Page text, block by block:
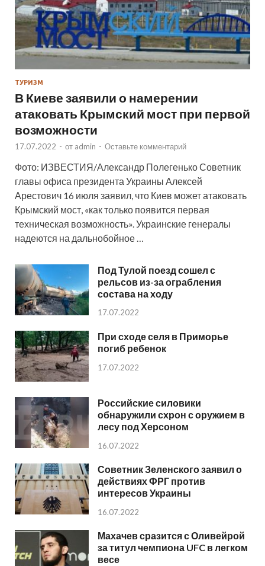
ТУРИЗМ
В Киеве заявили о намерении
атаковать Крымский мост при первой
возможности
17.07.2022 - от admin - Оставьте комментарий
Фото: ИЗВЕСТИЯ/Александр Полегенько Советник
главы офиса президента Украины Алексей
Арестович 16 июля заявил, что Киев может атаковать
Крымский мост, «как только появится первая
техническая возможность». Украинские генералы
надеются на дальнобойное …
Под Тулой поезд сошел с
рельсов из-за ограбления
состава на ходу
17.07.2022
При сходе селя в Приморье
погиб ребенок
17.07.2022
Российские силовики
обнаружили схрон с оружием в
лесу под Херсоном
16.07.2022
Советник Зеленского заявил о
действиях ФРГ против
интересов Украины
16.07.2022
Махачев сразится с Оливейрой
за титул чемпиона UFC в легком
весе